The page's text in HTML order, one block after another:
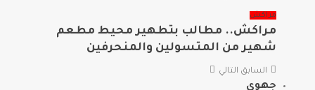
مراكش
مراكش.. مطالب بتطهير محيط مطعم
شهير من المتسولين والمنحرفين
السابق التالي
جهوي